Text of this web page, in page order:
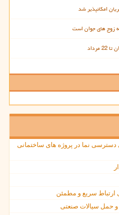
امکانپذیر شد
دسترسی نما در پروژه های ساختمانی
ارتباط سریع و مطمئن
و حمل سیالات صنعتی